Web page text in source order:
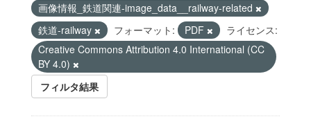
画像情報_鉄道関連-image_data__railway-related
鉄道-railway
フォーマット: PDF
ライセンス:
Creative Commons Attribution 4.0 International (CC
BY 4.0)
フィルタ結果